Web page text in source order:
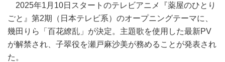
2025年1月10日スタートのテレビアニメ『薬屋のひとり
ごと』第2期（日本テレビ系）のオープニングテーマに、
幾田りら「百花繚乱」が決定。主題歌を使用した最新PV
が解禁され、子翠役を瀬戸麻沙美が務めることが発表され
た。